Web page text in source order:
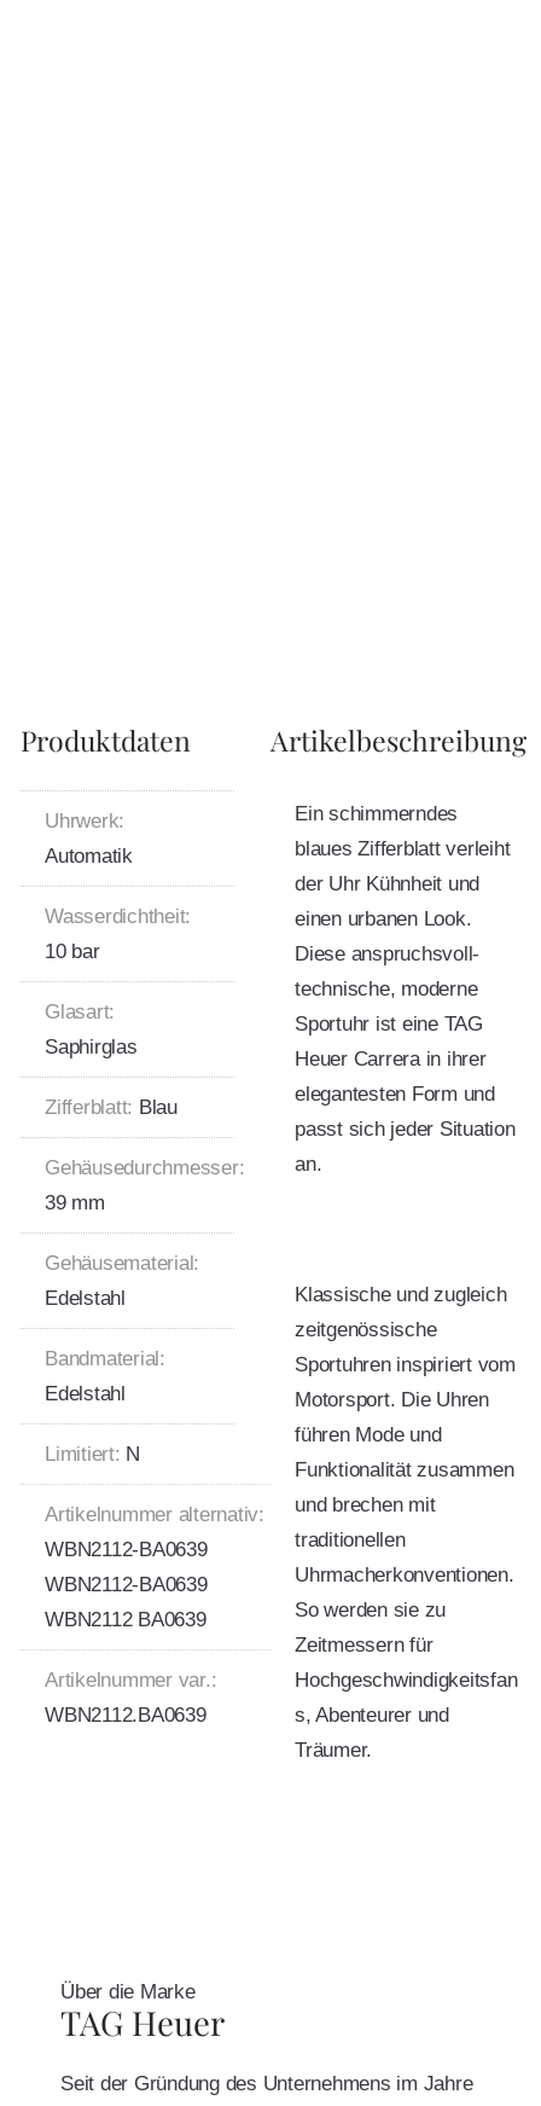
Produktdaten
Uhrwerk:
Automatik
Wasserdichtheit:
10 bar
Glasart:
Saphirglas
Zifferblatt: Blau
Gehäusedurchmesser:
39 mm
Gehäusematerial:
Edelstahl
Bandmaterial:
Edelstahl
Limitiert: N
Artikelnummer alternativ:
WBN2112-BA0639
WBN2112-BA0639
WBN2112 BA0639
Artikelnummer var.:
WBN2112.BA0639
Artikelbeschreibung
Ein schimmerndes
blaues Zifferblatt verleiht
der Uhr Kühnheit und
einen urbanen Look.
Diese anspruchsvoll-
technische, moderne
Sportuhr ist eine TAG
Heuer Carrera in ihrer
elegantesten Form und
passt sich jeder Situation
an.
Klassische und zugleich
zeitgenössische
Sportuhren inspiriert vom
Motorsport. Die Uhren
führen Mode und
Funktionalität zusammen
und brechen mit
traditionellen
Uhrmacherkonventionen.
So werden sie zu
Zeitmessern für
Hochgeschwindigkeitsfan
s, Abenteurer und
Träumer.
Über die Marke
TAG Heuer
Seit der Gründung des Unternehmens im Jahre